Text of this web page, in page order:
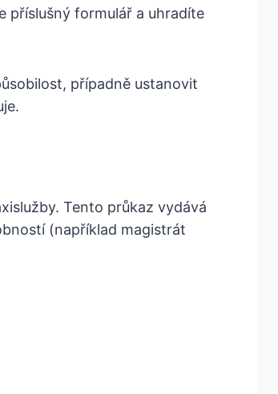
příslušný formulář a uhradíte
případně ustanovit
Tento průkaz vydává
(například magistrát